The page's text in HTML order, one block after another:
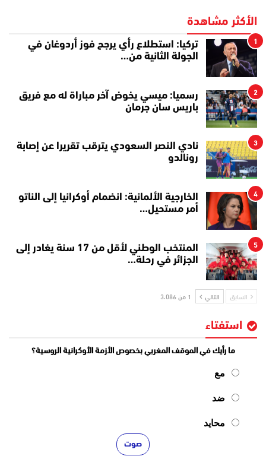
الأكثر مشاهدة
1
تركيا: استطلاع رأي يرجح فوز أردوغان في
الجولة الثانية من…
2
رسميا: ميسي يخوض آخر مباراة له مع فريق
باريس سان جرمان
3
نادي النصر السعودي يترقب تقريرا عن إصابة
رونالدو
4
الخارجية الألمانية: انضمام أوكرانيا إلى الناتو
أمر مستحيل…
5
المنتخب الوطني لأقل من 17 سنة يغادر إلى
الجزائر في رحلة…
السابق التالي 1 من 3٬086
استفتاء
ما رأيك في الموقف المغربي بخصوص الأزمة الأوكرانية الروسية؟
مع
ضد
محايد